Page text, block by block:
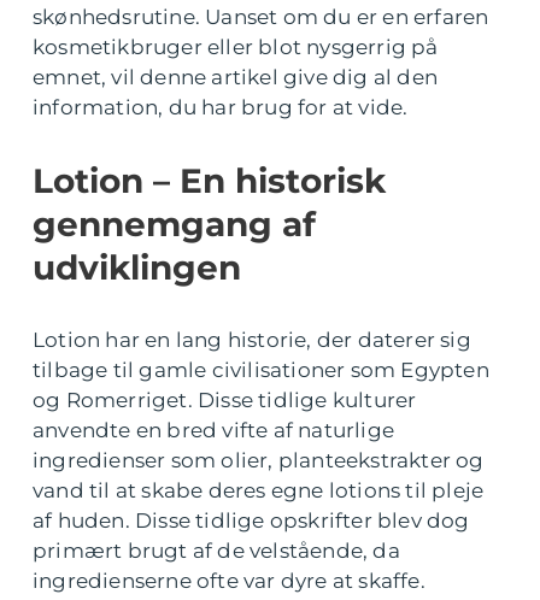
skønhedsrutine. Uanset om du er en erfaren
kosmetikbruger eller blot nysgerrig på
emnet, vil denne artikel give dig al den
information, du har brug for at vide.
Lotion – En historisk
gennemgang af
udviklingen
Lotion har en lang historie, der daterer sig
tilbage til gamle civilisationer som Egypten
og Romerriget. Disse tidlige kulturer
anvendte en bred vifte af naturlige
ingredienser som olier, planteekstrakter og
vand til at skabe deres egne lotions til pleje
af huden. Disse tidlige opskrifter blev dog
primært brugt af de velstående, da
ingredienserne ofte var dyre at skaffe.